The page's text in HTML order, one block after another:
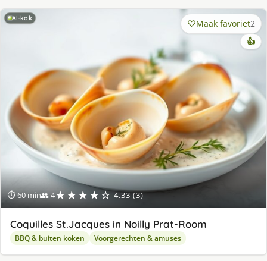
AI-kok
⏱ 60 min👥 4★★★★☆ 4.33 (3)
Maak favoriet2
👍
Coquilles St.Jacques in Noilly Prat-Room
BBQ & buiten koken Voorgerechten & amuses